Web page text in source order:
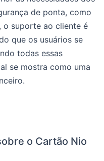
de ponta, como
o suporte ao cliente é
que os usuários se
todas essas
se mostra como uma
o Cartão Nio